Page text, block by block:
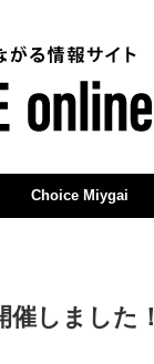
Choice Miygai
催しました！